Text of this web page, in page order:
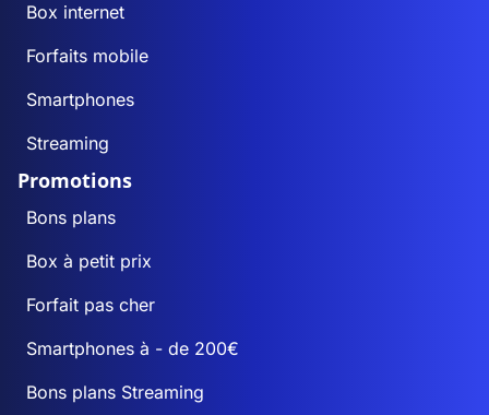
Box internet
Forfaits mobile
Smartphones
Streaming
Promotions
Bons plans
Box à petit prix
Forfait pas cher
Smartphones à - de 200€
Bons plans Streaming